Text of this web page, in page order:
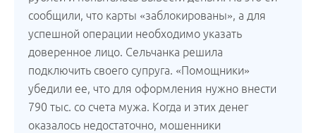
сообщили, что карты «заблокированы», а для
успешной операции необходимо указать
доверенное лицо. Сельчанка решила
подключить своего супруга. «Помощники»
убедили ее, что для оформления нужно внести
790 тыс. со счета мужа. Когда и этих денег
оказалось недостаточно, мошенники